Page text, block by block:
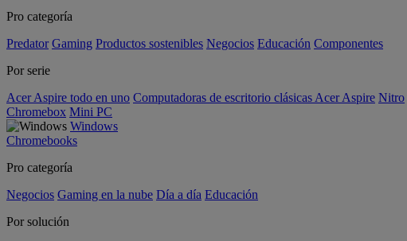
Pro categoría
Predator Gaming Productos sostenibles Negocios Educación Componentes
Por serie
Acer Aspire todo en uno Computadoras de escritorio clásicas Acer Aspire Nitro
Chromebox Mini PC
Windows
Chromebooks
Pro categoría
Negocios Gaming en la nube Día a día Educación
Por solución